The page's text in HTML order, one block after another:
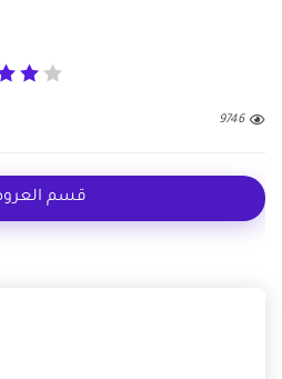
9746
قسم